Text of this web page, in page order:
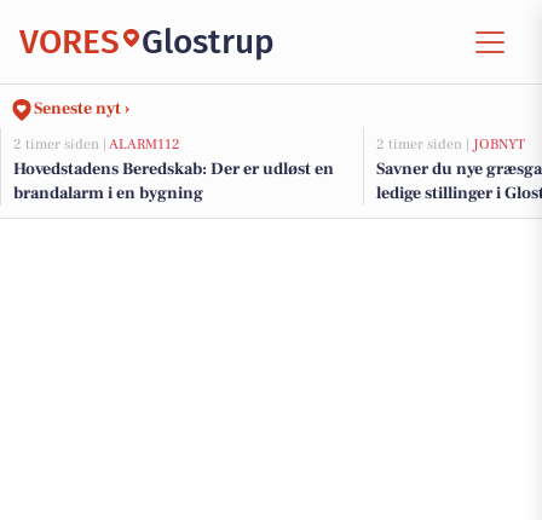
VORES Glostrup
Seneste nyt ›
2 timer siden | ALARM112
Hovedstadens Beredskab: Der er udløst en
brandalarm i en bygning
2 timer siden | JOBNYT
Savner du nye
ledige stillinger i